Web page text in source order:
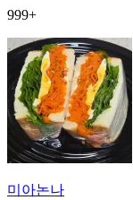
999+
미아논나